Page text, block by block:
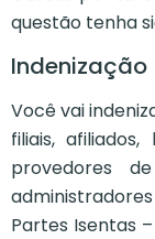
questão tenha
Indenização
Você vai
filiais,
provedores
Partes Isentas